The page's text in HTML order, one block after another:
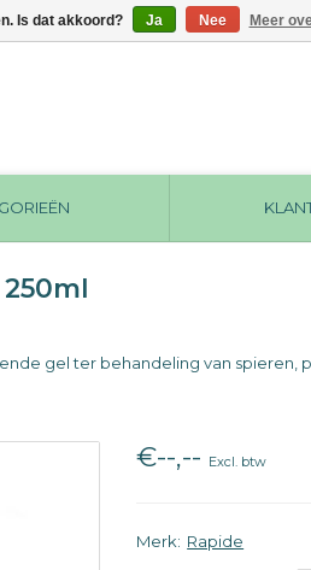
gel ter behandeling van spieren,
€--,-- Excl. btw
Merk: Rapide
Is dat akkoord? Ja Nee Meer